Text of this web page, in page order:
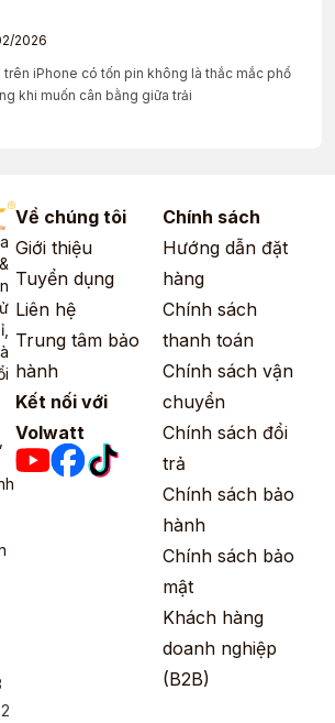
2026
trên iPhone có tốn pin không là thắc mắc phổ
khi muốn cân bằng giữa trải
Về chúng tôi
Giới thiệu
Tuyển dụng
Liên hệ
Trung tâm bảo
hành
Kết nối với
Volwatt
Chính sách
Hướng dẫn đặt
hàng
Chính sách
thanh toán
Chính sách vận
chuyển
Chính sách đổi
trả
Chính sách bảo
hành
Chính sách bảo
mật
Khách hàng
doanh nghiệp
(B2B)